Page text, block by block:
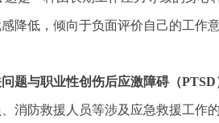
降低，倾向于负面评价自己的工作意
题与职业性创伤后应激障碍（PTSD
消防救援人员等涉及应急救援工作